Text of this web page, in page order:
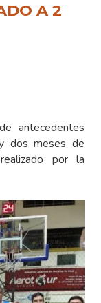
A 2
antecedentes
dos meses de
por la